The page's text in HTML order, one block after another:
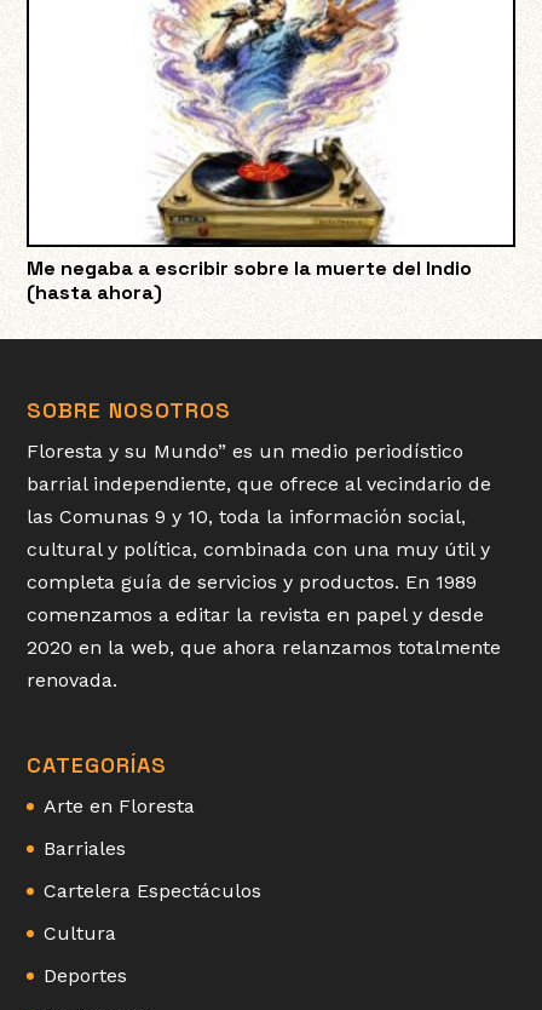
Me negaba a escribir sobre la muerte del Indio
(hasta ahora)
SOBRE NOSOTROS
Floresta y su Mundo” es un medio periodístico
barrial independiente, que ofrece al vecindario de
las Comunas 9 y 10, toda la información social,
cultural y política, combinada con una muy útil y
completa guía de servicios y productos. En 1989
comenzamos a editar la revista en papel y desde
2020 en la web, que ahora relanzamos totalmente
renovada.
CATEGORÍAS
Arte en Floresta
Barriales
Cartelera Espectáculos
Cultura
Deportes